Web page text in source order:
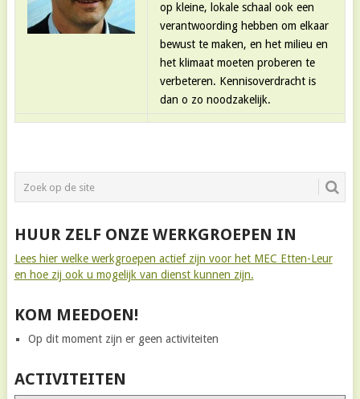
op kleine, lokale schaal ook een
verantwoording hebben om elkaar
bewust te maken, en het milieu en
het klimaat moeten proberen te
verbeteren. Kennisoverdracht is
dan o zo noodzakelijk.
HUUR ZELF ONZE WERKGROEPEN IN
Lees hier welke werkgroepen actief zijn voor het MEC Etten-Leur
en hoe zij ook u mogelijk van dienst kunnen zijn.
KOM MEEDOEN!
Op dit moment zijn er geen activiteiten
ACTIVITEITEN